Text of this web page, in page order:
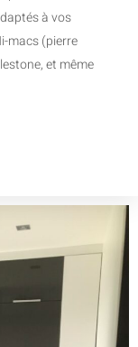
à vos
macs (pierre
et même